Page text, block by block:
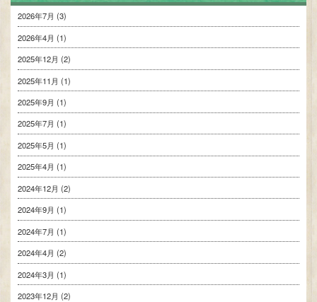
2026年7月 (3)
2026年4月 (1)
2025年12月 (2)
2025年11月 (1)
2025年9月 (1)
2025年7月 (1)
2025年5月 (1)
2025年4月 (1)
2024年12月 (2)
2024年9月 (1)
2024年7月 (1)
2024年4月 (2)
2024年3月 (1)
2023年12月 (2)